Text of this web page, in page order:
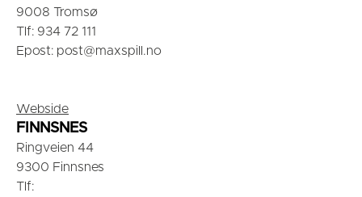
9008 Tromsø
Tlf: 934 72 111
Epost: post@maxspill.no
Webside
FINNSNES
Ringveien 44
9300 Finnsnes
Tlf: